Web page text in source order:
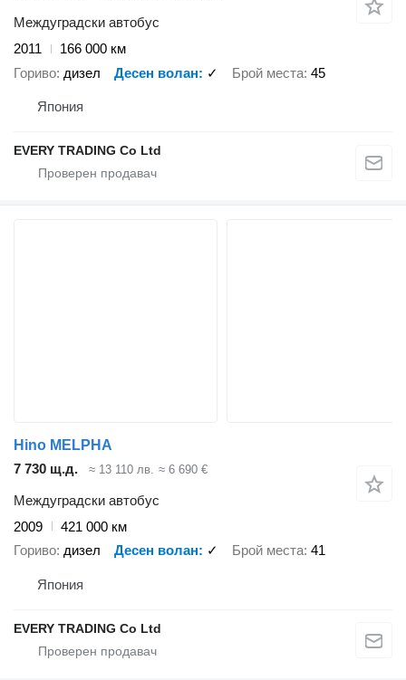
Междуградски автобус
2011
166 000 км
Гориво дизел Десен волан ✓ Брой места 45
Япония
EVERY TRADING Co Ltd
Hino MELPHA
7 730 щ.д.
≈ 13 110 лв. ≈ 6 690 €
Междуградски автобус
2009
421 000 км
Гориво дизел Десен волан ✓ Брой места 41
Япония
EVERY TRADING Co Ltd